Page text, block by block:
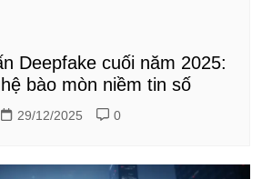
Deepfake cuối năm 2025:
bào mòn niềm tin số
29/12/2025 0